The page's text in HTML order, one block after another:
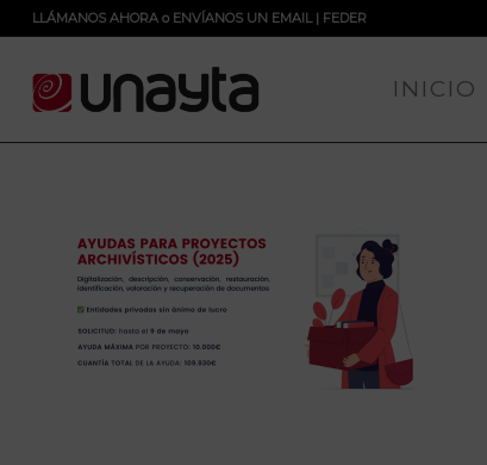
LLÁMANOS AHORAo ENVÍANOS UN EMAIL| FEDER
INICIO